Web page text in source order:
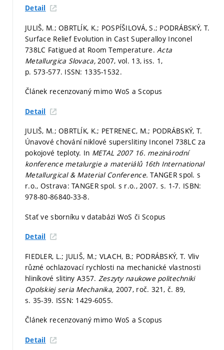
Detail
JULIŠ, M.; OBRTLÍK, K.; POSPÍŠILOVÁ, S.; PODRÁBSKÝ, T.
Surface Relief Evolution in Cast Superalloy Inconel
738LC Fatigued at Room Temperature.Acta
Metallurgica Slovaca, 2007, vol. 13, iss. 1,
p. 573-577. ISSN: 1335-1532.
Článek recenzovaný mimo WoS a Scopus
Detail
JULIŠ, M.; OBRTLÍK, K.; PETRENEC, M.; PODRÁBSKÝ, T.
Únavové chování niklové superslitiny Inconel 738LC za
pokojové teploty. In METAL 2007 16. mezinárodní
konference metalurgie a materiálů 16th International
Metallurgical & Material Conference.TANGER spol. s
r.o., Ostrava: TANGER spol. s r.o., 2007. s. 1-7. ISBN:
978-80-86840-33-8.
Stať ve sborníku v databázi WoS či Scopus
Detail
FIEDLER, L.; JULIŠ, M.; VLACH, B.; PODRÁBSKÝ, T. Vliv
různé ochlazovací rychlosti na mechanické vlastnosti
hliníkové slitiny A357. Zeszyty naukowe politechniki
Opolskiej seria Mechanika, 2007, roč. 321, č. 89,
s. 35-39. ISSN: 1429-6055.
Článek recenzovaný mimo WoS a Scopus
Detail